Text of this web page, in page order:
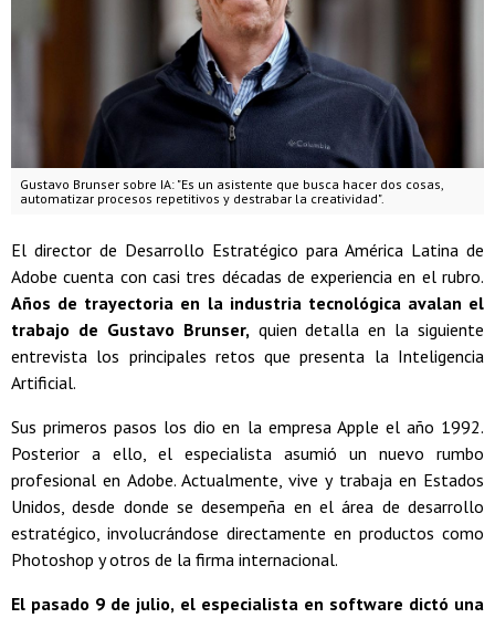
Gustavo Brunser sobre IA: "Es un asistente que busca hacer dos cosas,
automatizar procesos repetitivos y destrabar la creatividad".
El director de Desarrollo Estratégico para América Latina de
Adobe cuenta con casi tres décadas de experiencia en el rubro.
Años de trayectoria en la industria tecnológica avalan el
trabajo de Gustavo Brunser,quien detalla en la siguiente
entrevista los principales retos que presenta la Inteligencia
Artificial.
Sus primeros pasos los dio en la empresa Apple el año 1992.
Posterior a ello, el especialista asumió un nuevo rumbo
profesional en Adobe. Actualmente, vive y trabaja en Estados
Unidos, desde donde se desempeña en el área de desarrollo
estratégico, involucrándose directamente en productos como
Photoshop y otros de la firma internacional.
El pasado 9 de julio, el especialista en software dictó una